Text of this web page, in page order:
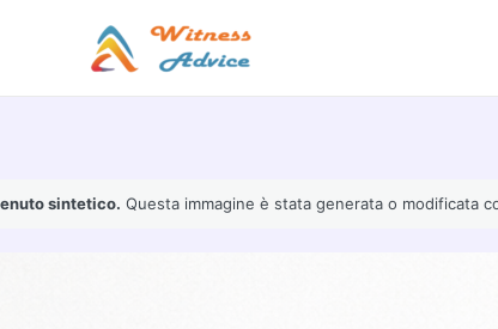
sintetico. Questa immagine è stata generata o modificata